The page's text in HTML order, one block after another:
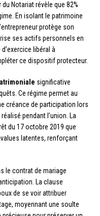
Notariat révèle que 82%
En isolant le patrimoine
protège son
ses actifs personnels en
libéral à
ce dispositif protecteur.
significative
Ce régime permet au
créance de participation lors
pendant l’union. La
du 17 octobre 2019 que
latentes, renforçant
le contrat de mariage
La clause
de se voir attribuer
moyennant une soulte